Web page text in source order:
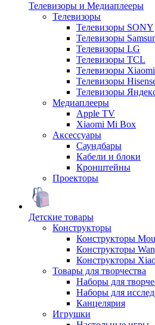
Телевизоры и Медиаплееры
Телевизоры
Телевизоры SONY
Телевизоры
Телевизоры LG
Телевизоры TCL
Телевизоры Xiaomi
Телевизоры
Телевизоры
Медиаплееры
Apple TV
Xiaomi Mi Box
Аксессуары
Саундбары
Кабели и блоки
Кронштейны
Проекторы
Детские товары
Конструкторы
Конструкторы
Конструкторы
Конструкторы
Товары для творчества
Наборы для
Наборы для
Канцелярия
Игрушки